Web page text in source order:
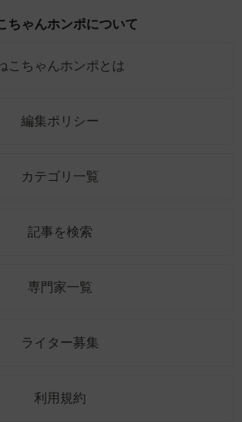
ちゃんホンポについて
こちゃんホンポとは
編集ポリシー
カテゴリ一覧
記事を検索
専門家一覧
ライター募集
利用規約